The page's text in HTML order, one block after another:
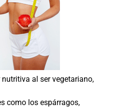
al ser vegetariano,
como los espárragos,